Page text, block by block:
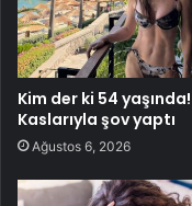
Kim der ki 54 yaşında!
Kaslarıyla şov yaptı
Ağustos 6, 2026